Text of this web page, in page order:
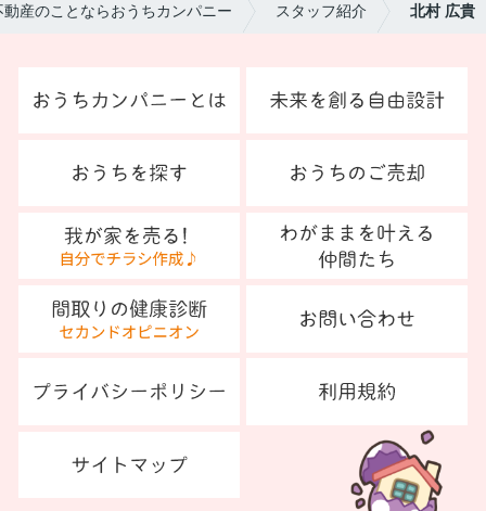
動産のことならおうちカンパニー スタッフ紹介 北村 広貴